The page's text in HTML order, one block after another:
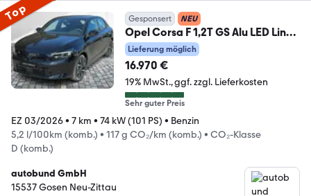
Top Gesponsert NEU
Opel Corsa F 1,2T GS Alu LED Link
LRH NBA PDC RFK SHA
Lieferung möglich
16.970 €
19% MwSt. ggf. zzgl. Lieferkosten
Sehr guter Preis
EZ 03/2026• 7 km • 74 kW (101 PS) • Benzin
5,2 l/100km (komb.) • 117 g CO₂/km (komb.) • CO₂-Klasse
D (komb.)
autobund GmbH
15537 Gosen Neu-Zittau